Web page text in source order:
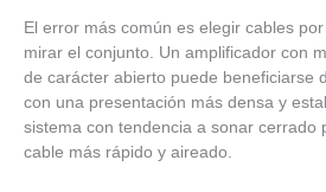
El error más común es elegir cables
mirar el conjunto. Un amplificador con
de carácter abierto puede beneficiarse
con una presentación más densa y
sistema con tendencia a sonar cerrado
cable más rápido y aireado.